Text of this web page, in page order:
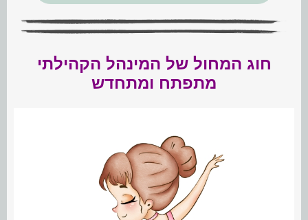
חוג המחול של המינהל הקהילתי
מתפתח ומתחדש